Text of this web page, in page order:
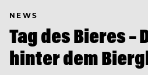
NEWS
Tag des Bieres –
hinter dem